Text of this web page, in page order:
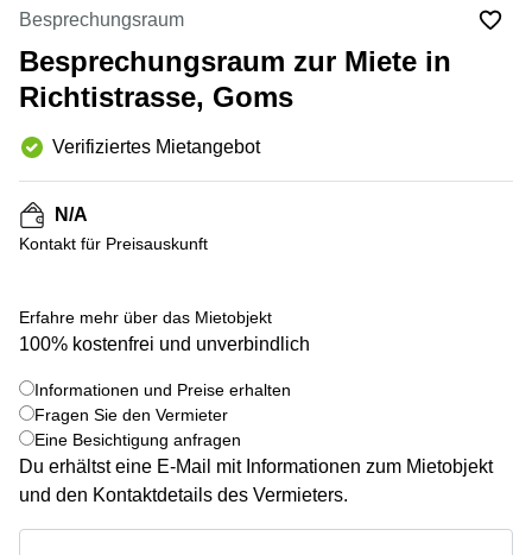
Lausanne
Coworking
Genf
Bern
Winterthur
Büro
Büro
mieten
Büro
mieten
Bern
Büro
40 Zürich
Gotthardstrasse
26 Zug
28 Zug
12 Zug
General-
6/8 Zug
Baarerstrasse
Grafenauweg
8 Zug
Teichgässlein
9 Basel
+ 5 bilder
Besprechungsraum
Besprechungsraum zur Miete in
Richtistrasse, Goms
Verifiziertes Mietangebot
N/A
Kontakt für Preisauskunft
Erfahre mehr über das Mietobjekt
100% kostenfrei und unverbindlich
Informationen und Preise erhalten
Fragen Sie den Vermieter
Eine Besichtigung anfragen
Du erhältst eine E-Mail mit Informationen zum Mietobjekt
und den Kontaktdetails des Vermieters.